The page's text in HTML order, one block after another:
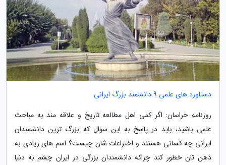
دستاورد های علمی 9 دانشمند بزرگ ایرانی
روزنامه خراسان: اگر کمی اهل مطالعه تاریخ و علاقه مند به مباحث
علمی باشید، باید در پاسخ به این سوال که بزرگ ترین دانشمندان
ایرانی چه کسانی هستند و اختراعات شان چیست؟ اسم های زیادی به
ذهن تان خطور کند چراکه دانشمندان بزرگی در ایران چشم به دنیا